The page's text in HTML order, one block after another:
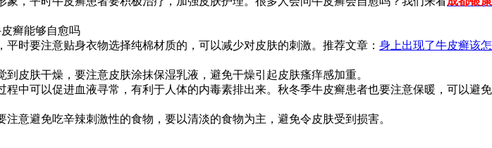
时要注意贴身衣物选择纯棉材质的，可以减少对皮肤的刺激。推荐文章： 身上出现了牛皮癣该怎
皮肤干燥，要注意皮肤涂抹保湿乳液，避免干燥引起皮肤瘙痒感加重。
中可以促进血液寻常，有利于人体的内毒素排出来。秋冬季牛皮癣患者也要注意保暖，可以避免
意避免吃辛辣刺激性的食物，要以清淡的食物为主，避免令皮肤受到损害。